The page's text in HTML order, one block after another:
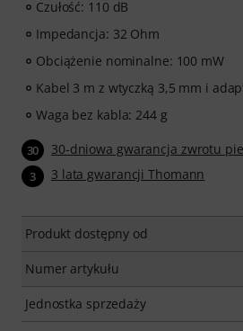
Czułość: 110 dB
Impedancja: 32 Ohm
Obciążenie nominalne: 100 mW
Kabel 3 m z wtyczką 3,5 mm i
Waga bez kabla: 244 g
30 30-dniowa gwarancja zwrotu
3 3 lata gwarancji Thomann
Produkt dostępny od
Numer artykułu
Jednostka sprzedaży